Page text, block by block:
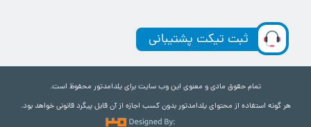
ثبت تیکت پشتیبانی
تمام حقوق مادی و معنوی این وب سایت برای یلدامدتور محفوظ است.
هر گونه استفاده از محتوای یلدامدتور بدون کسب اجازه از آن قابل پیگرد قانونی خواهد بود.